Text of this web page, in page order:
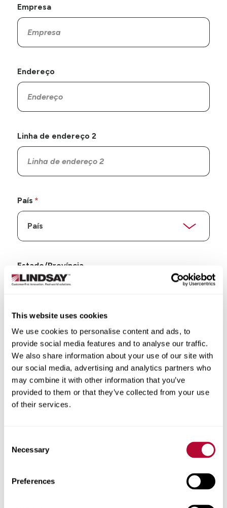
This website uses cookies
We use cookies to personalise content and ads, to
provide social media features and to analyse our traffic.
We also share information about your use of our site with
our social media, advertising and analytics partners who
may combine it with other information that you’ve
provided to them or that they’ve collected from your use
of their services.
Selection
Necessary
Preferences
Empresa
Endereço
Linha de endereço 2
País
Estado/Província
Cidade
CEP/Código postal